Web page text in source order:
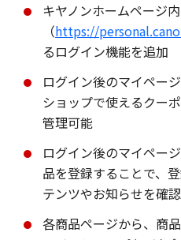
キヤノンホームページ
（https://
るログイン機能を追加
ログイン後のマイペー
ショップで使えるクー
管理可能
ログイン後のマイペー
品を登録することで、
テンツやお知らせを確
各商品ページから、商